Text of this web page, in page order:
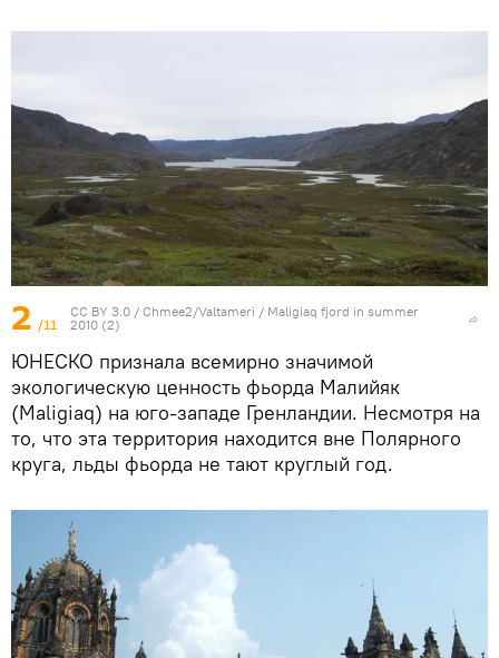
2 /11
CC BY 3.0 / Chmee2/Valtameri / Maligiaq fjord in summer
2010 (2)
ЮНЕСКО признала всемирно значимой
экологическую ценность фьорда Малийяк
(Maligiaq) на юго-западе Гренландии. Несмотря на
то, что эта территория находится вне Полярного
круга, льды фьорда не тают круглый год.